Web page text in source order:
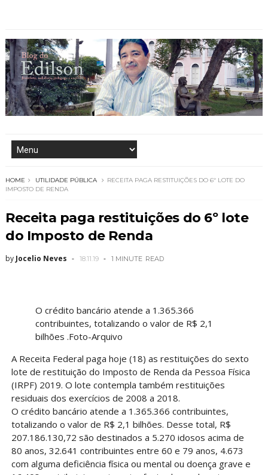
HOME UTILIDADE PÚBLICA
RECEITA PAGA RESTITUIÇÕES DO 6º LOTE DO
IMPOSTO DE RENDA
Receita paga restituições do 6º lote
do Imposto de Renda
by Jocelio Neves 18.11.19 1 MINUTE READ
O crédito bancário atende a 1.365.366
contribuintes, totalizando o valor de R$ 2,1
bilhões .Foto-Arquivo
A Receita Federal paga hoje (18) as restituições do sexto
lote de restituição do Imposto de Renda da Pessoa Física
(IRPF) 2019. O lote contempla também restituições
residuais dos exercícios de 2008 a 2018.
O crédito bancário atende a 1.365.366 contribuintes,
totalizando o valor de R$ 2,1 bilhões. Desse total, R$
207.186.130,72 são destinados a 5.270 idosos acima de
80 anos, 32.641 contribuintes entre 60 e 79 anos, 4.673
com alguma deficiência física ou mental ou doença grave e